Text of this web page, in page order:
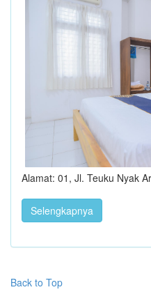
Alamat: 01, Jl. Teuku Nyak
Selengkapnya
Back to Top